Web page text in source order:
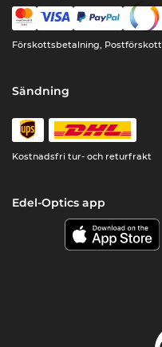
Förskottsbetalning, Postförskott
Sändning
Kostnadsfri tur- och returfrakt
Edel-Optics app